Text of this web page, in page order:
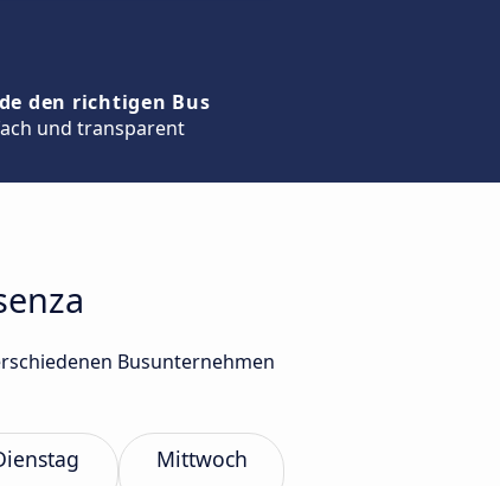
den richtigen Bus
und transparent
Busunternehmen
Mittwoch